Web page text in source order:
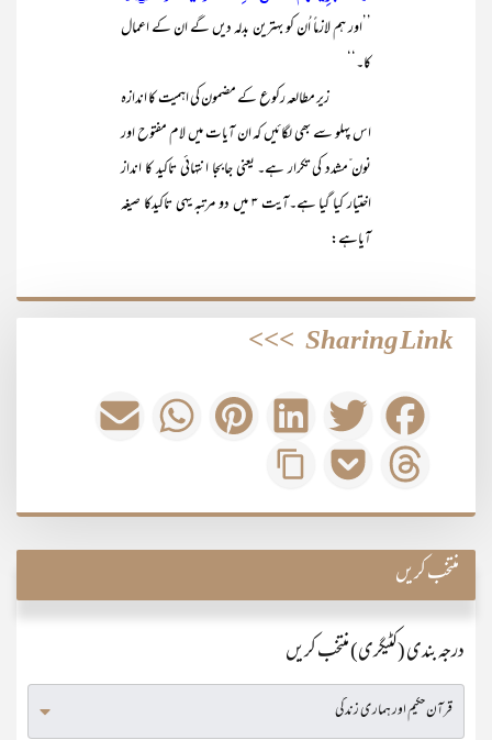
’’اور ہم لازماً اُن کو بہترین بدلہ دیں گے ان کے اعمال
کا۔‘‘
زیر مطالعہ رکوع کے مضمون کی اہمیت کا اندازہ
اس پہلو سے بھی لگائیں کہ ان آیات میں لام مفتوح اور
نون ّمشدد کی تکرار ہے۔ یعنی جابجا انتہائی تاکید کا انداز
اختیار کیا گیا ہے۔آیت ۳ میں دو مرتبہ یہی تاکیدکا صیغہ
آیاہے:
Sharing Link
>>>
منتخب کریں
درجہ بندی (کٹیگری) منتخب کریں